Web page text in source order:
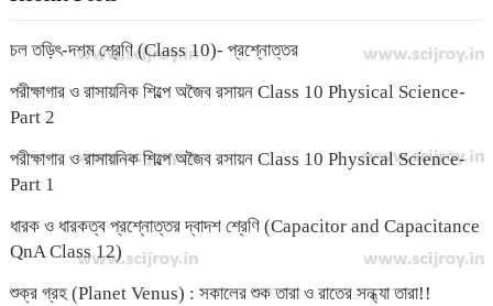
চল তড়িৎ-দশম শ্রেণি (Class 10)- প্রশ্নোত্তর
পরীক্ষাগার ও রাসায়নিক শিল্পে অজৈব রসায়ন Class 10 Physical Science-
Part 2
পরীক্ষাগার ও রাসায়নিক শিল্পে অজৈব রসায়ন Class 10 Physical Science-
Part 1
ধারক ও ধারকত্ব প্রশ্নোত্তর দ্বাদশ শ্রেণি (Capacitor and Capacitance
QnA Class 12)
শুক্র গ্রহ (Planet Venus) : সকালের শুক তারা ও রাতের সন্ধ্যা তারা!!